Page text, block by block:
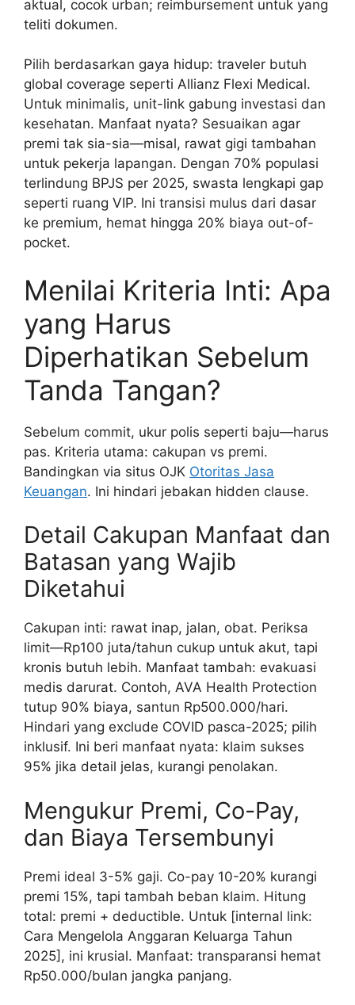
aktual, cocok urban; reimbursement untuk yang
teliti dokumen.
Pilih berdasarkan gaya hidup: traveler butuh
global coverage seperti Allianz Flexi Medical.
Untuk minimalis, unit-link gabung investasi dan
kesehatan. Manfaat nyata? Sesuaikan agar
premi tak sia-sia—misal, rawat gigi tambahan
untuk pekerja lapangan. Dengan 70% populasi
terlindung BPJS per 2025, swasta lengkapi gap
seperti ruang VIP. Ini transisi mulus dari dasar
ke premium, hemat hingga 20% biaya out-of-
pocket.
Menilai Kriteria Inti: Apa
yang Harus
Diperhatikan Sebelum
Tanda Tangan?
Sebelum commit, ukur polis seperti baju—harus
pas. Kriteria utama: cakupan vs premi.
Bandingkan via situs OJK Otoritas Jasa
Keuangan. Ini hindari jebakan hidden clause.
Detail Cakupan Manfaat dan
Batasan yang Wajib
Diketahui
Cakupan inti: rawat inap, jalan, obat. Periksa
limit—Rp100 juta/tahun cukup untuk akut, tapi
kronis butuh lebih. Manfaat tambah: evakuasi
medis darurat. Contoh, AVA Health Protection
tutup 90% biaya, santun Rp500.000/hari.
Hindari yang exclude COVID pasca-2025; pilih
inklusif. Ini beri manfaat nyata: klaim sukses
95% jika detail jelas, kurangi penolakan.
Mengukur Premi, Co-Pay,
dan Biaya Tersembunyi
Premi ideal 3-5% gaji. Co-pay 10-20% kurangi
premi 15%, tapi tambah beban klaim. Hitung
total: premi + deductible. Untuk [internal link:
Cara Mengelola Anggaran Keluarga Tahun
2025], ini krusial. Manfaat: transparansi hemat
Rp50.000/bulan jangka panjang.